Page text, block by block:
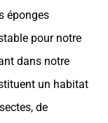
éponges
pour notre
dans notre
un habitat
de